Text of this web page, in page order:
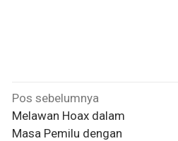
Navigasi
pos
Pos sebelumnya
Melawan Hoax dalam
Masa Pemilu dengan